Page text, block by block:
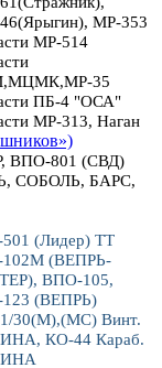
МР-353
МР-514
35
ПБ-4 "ОСА"
МР-313, Наган
ВПО-801 (СВД)
СОБОЛЬ, БАРС,
(Лидер) ТТ
(ВЕПРЬ-
ВПО-105,
(ВЕПРЬ)
30(М),(МС) Винт.
КО-44 Караб.